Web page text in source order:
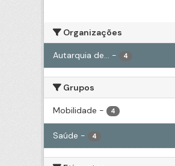
Organizações
Autarquia de... - 4
Grupos
Mobilidade - 4
Saúde - 4